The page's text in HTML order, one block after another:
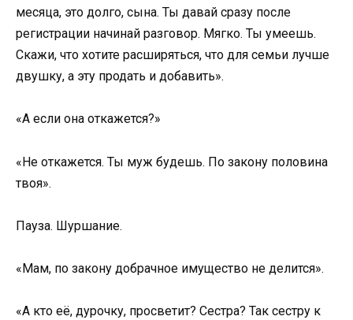
месяца, это долго, сына. Ты давай сразу после
регистрации начинай разговор. Мягко. Ты умеешь.
Скажи, что хотите расширяться, что для семьи лучше
двушку, а эту продать и добавить».
«А если она откажется?»
«Не откажется. Ты муж будешь. По закону половина
твоя».
Пауза. Шуршание.
«Мам, по закону добрачное имущество не делится».
«А кто её, дурочку, просветит? Сестра? Так сестру к